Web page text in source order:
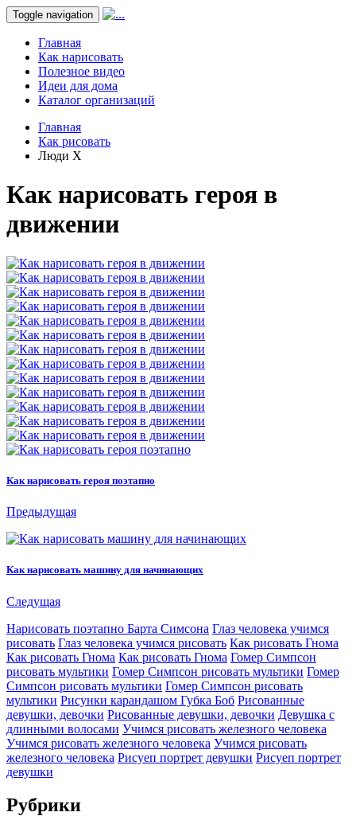
Toggle navigation
Главная
Как нарисовать
Полезное видео
Идеи для дома
Каталог организаций
Главная
Как рисовать
Люди X
Как нарисовать героя в
движении
Как нарисовать героя поэтапно
Предыдущая
Как нарисовать машину для начинающих
Следущая
Нарисовать поэтапно Барта Симсона Глаз человека учимся
рисовать Глаз человека учимся рисовать Как рисовать Гнома
Как рисовать Гнома Как рисовать Гнома Гомер Симпсон
рисовать мультики Гомер Симпсон рисовать мультики Гомер
Симпсон рисовать мультики Гомер Симпсон рисовать
мультики Рисунки карандашом Губка Боб Рисованные
девушки, девочки Рисованные девушки, девочки Девушка с
длинными волосами Учимся рисовать железного человека
Учимся рисовать железного человека Учимся рисовать
железного человека Рисуеп портрет девушки Рисуеп портрет
девушки
Рубрики